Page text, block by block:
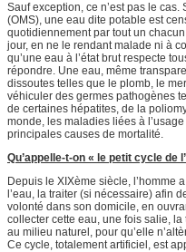
Sauf exception, ce n’est pas le
(OMS), une eau dite potable est
quotidiennement par tout un
jour, en ne le rendant malade ni à
qu’une eau à l’état brut respecte
répondre. Une eau, même
dissoutes telles que le plomb, le
véhiculer des germes pathogènes
de certaines hépatites, de la
monde, les maladies liées à
principales causes de mortalité.
Qu’appelle-t-on « le petit cycle de
Depuis le XIXème siècle, l’homme
l’eau, la traiter (si nécessaire) afin
volonté dans son domicile, en
collecter cette eau, une fois salie,
au milieu naturel, pour qu’elle
Ce cycle, totalement artificiel, est